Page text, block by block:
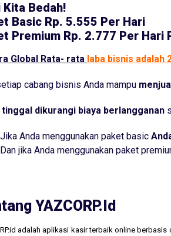
Kita Bedah!
Basic Rp. 5.555 Per Hari
Premium Rp. 2.777 Per Hari
Global Rata- rata laba bisnis adalah
cabang bisnis Anda mampu
tinggal dikurangi biaya berlangganan
Jika Anda menggunakan paket basic
Dan jika Anda menggunakan paket
YAZCORP.id
adalah aplikasi kasir terbaik online